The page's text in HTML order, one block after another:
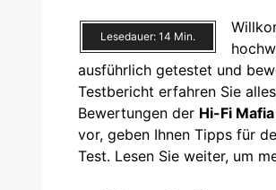
Lesedauer: 14 Min.
ausführlich getestet und
Testbericht erfahren Sie
Bewertungen der Hi-Fi Mafia
vor, geben Ihnen Tipps für
Test. Lesen Sie weiter, um